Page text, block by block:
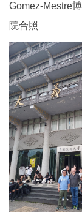
Gomez-Mestre
院合照